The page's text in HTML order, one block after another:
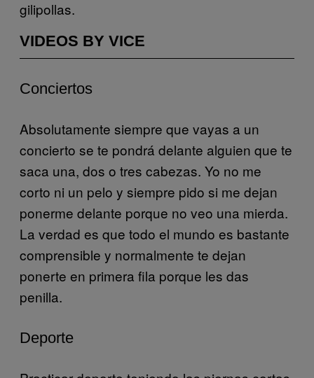
gilipollas.
VIDEOS BY VICE
Conciertos
Absolutamente siempre que vayas a un
concierto se te pondrá delante alguien que te
saca una, dos o tres cabezas. Yo no me
corto ni un pelo y siempre pido si me dejan
ponerme delante porque no veo una mierda.
La verdad es que todo el mundo es bastante
comprensible y normalmente te dejan
ponerte en primera fila porque les das
penilla.
Deporte